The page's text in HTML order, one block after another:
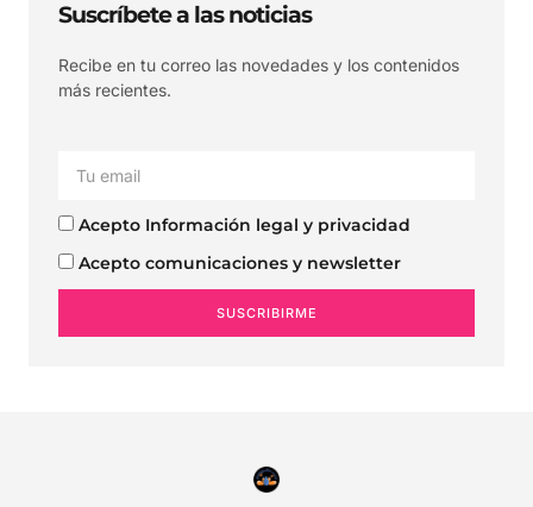
Suscríbete a las noticias
Recibe en tu correo las novedades y los contenidos
más recientes.
Acepto Información legal y privacidad
Acepto comunicaciones y newsletter
SUSCRIBIRME